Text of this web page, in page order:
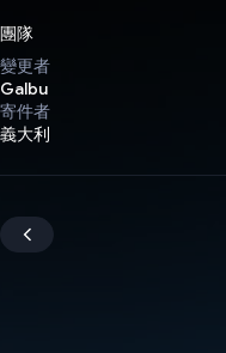
團隊
變更者
Galbu
寄件者
義大利